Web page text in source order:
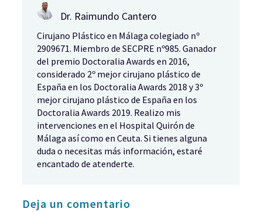
Dr. Raimundo Cantero
Cirujano Plástico en Málaga colegiado nº
2909671. Miembro de SECPRE nº985. Ganador
del premio Doctoralia Awards en 2016,
considerado 2º mejor cirujano plástico de
España en los Doctoralia Awards 2018 y 3º
mejor cirujano plástico de España en los
Doctoralia Awards 2019. Realizo mis
intervenciones en el Hospital Quirón de
Málaga así como en Ceuta. Si tienes alguna
duda o necesitas más información, estaré
encantado de atenderte.
Deja un comentario